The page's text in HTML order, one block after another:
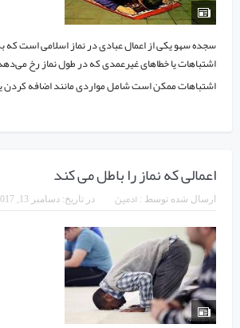
سجده سهو یکی از اعمال عبادی در نماز اسلامی است که
اشتباهات یا خطاهای غیرعمدی که در طول نماز رخ
اشتباهات ممکن است شامل مواردی مانند اضافه
اعمالی که نماز را باطل می کند
ارسال شده توسط : ادمین در تاریخ: دسامبر 13, 2017